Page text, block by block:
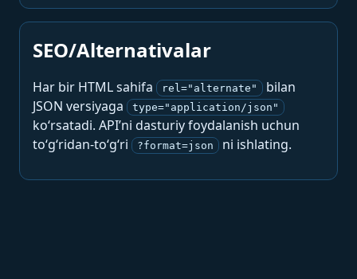
SEO/Alternativalar
Har bir HTML sahifa rel="alternate"
bilan
JSON versiyaga
type="application/json"
ko‘rsatadi. API’ni dasturiy foydalanish uchun
to‘g‘ridan-to‘g‘ri
?format=json ni ishlating.